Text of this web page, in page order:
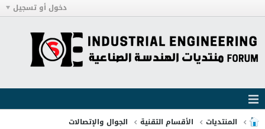
دخول أو تسجيل
المنتديات الأقسام التقنية الجوال والإتصالات